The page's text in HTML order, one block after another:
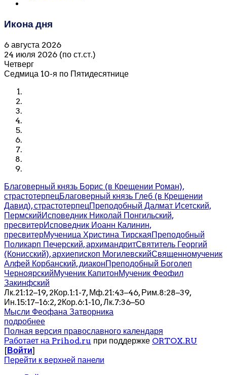
Икона дня
6 августа 2026
24 июля 2026 (по ст.ст.)
Четверг
Седмица 10-я по Пятидесятнице
Благоверный князь Борис (в Крещении Роман),
страстотерпецБлаговерный князь Глеб (в Крещении
Давид), страстотерпецПреподобный Далмат Исетский,
ПермскийИсповедник Николай Понгильский,
пресвитерИсповедник Иоанн Калинин,
пресвитерМученица Христина ТирскаяПреподобный
Поликарп Печерский, архимандритСвятитель Георгий
(Конисский), архиепископ МогилевскийСвященномученик
Алфей Корбанский, диаконПреподобный Боголеп
ЧерноярскийМученик КапитонМученик Феофил
Закинфский
Лк.21:12–19, 2Кор.1:1-7, Мф.21:43–46, Рим.8:28–39,
Ин.15:17–16:2, 2Кор.6:1-10, Лк.7:36–50
Мысли Феофана Затворника
подробнее
Полная версия православного календаря
Работает на Prihod.ru при поддержке ORTOX.RU
[Войти]
Перейти к верхней панели